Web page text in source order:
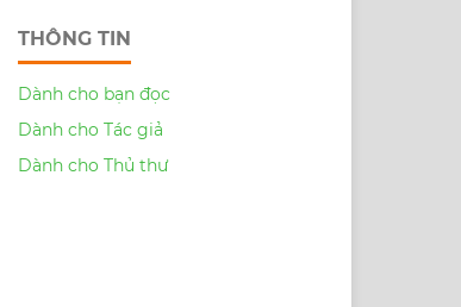
THÔNG TIN
Dành cho bạn đọc
Dành cho Tác giả
Dành cho Thủ thư